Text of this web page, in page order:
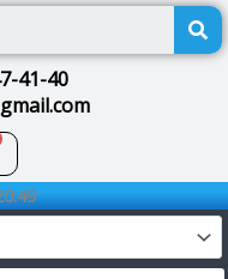
41-40